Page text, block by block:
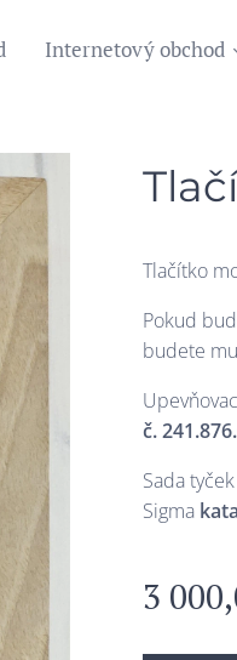
Internetový obchod
Tlačítko
Pokud
budete
č.
Sada
Sigma
3